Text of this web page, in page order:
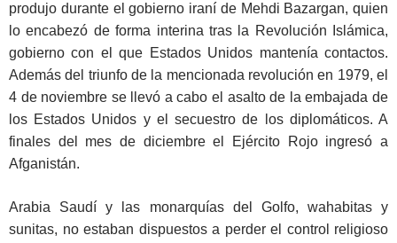
produjo durante el gobierno iraní de Mehdi Bazargan, quien
lo encabezó de forma interina tras la Revolución Islámica,
gobierno con el que Estados Unidos mantenía contactos.
Además del triunfo de la mencionada revolución en 1979, el
4 de noviembre se llevó a cabo el asalto de la embajada de
los Estados Unidos y el secuestro de los diplomáticos. A
finales del mes de diciembre el Ejército Rojo ingresó a
Afganistán.
Arabia Saudí y las monarquías del Golfo, wahabitas y
sunitas, no estaban dispuestos a perder el control religioso